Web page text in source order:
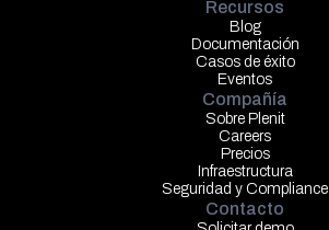
Recursos
Blog
Documentación
Casos de éxito
Eventos
Compañía
Sobre Plenit
Careers
Precios
Infraestructura
Seguridad y Compliance
Contacto